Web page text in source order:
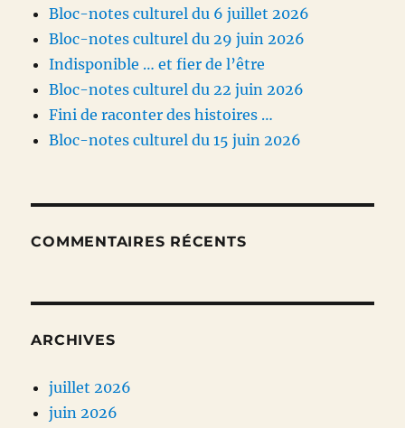
Bloc-notes culturel du 6 juillet 2026
Bloc-notes culturel du 29 juin 2026
Indisponible … et fier de l’être
Bloc-notes culturel du 22 juin 2026
Fini de raconter des histoires …
Bloc-notes culturel du 15 juin 2026
COMMENTAIRES RÉCENTS
ARCHIVES
juillet 2026
juin 2026